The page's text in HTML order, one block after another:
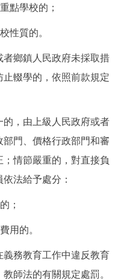
點學校的；
性質的。
鄉鎮人民政府未採取措
輟學的，依照前款規定
，由上級人民政府或者
部門、價格行政部門和審
情節嚴重的，對直接負
法給予處分：
；
用的。
務教育工作中違反教育
師法的有關規定處罰。